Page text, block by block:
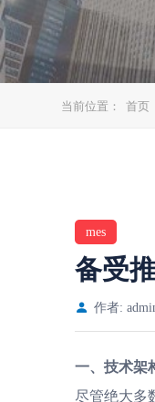
当前位置： 首页
mes
备受
作者:
一、技术架
尽管绝大多